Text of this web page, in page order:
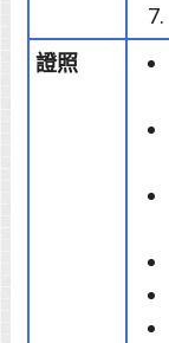
證照